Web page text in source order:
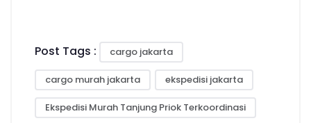
Post Tags : cargo jakarta
cargo murah jakarta ekspedisi jakarta
Ekspedisi Murah Tanjung Priok Terkoordinasi